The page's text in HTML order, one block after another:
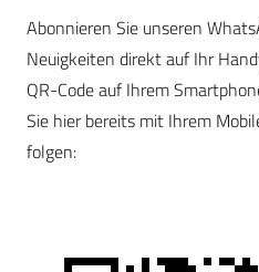
Abonnieren Sie unseren
Neuigkeiten direkt auf Ihr
QR-Code auf Ihrem
Sie hier bereits mit Ihrem
folgen: